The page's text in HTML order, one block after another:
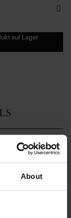
About
auf Lager
ein Signature-
durch